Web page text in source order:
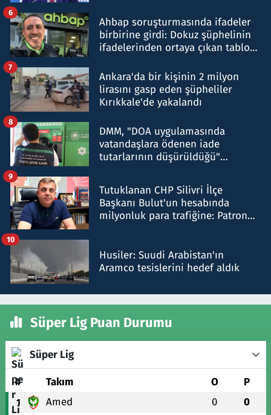
Ahbap soruşturmasında ifadeler
birbirine girdi: Dokuz şüphelinin
ifadelerinden ortaya çıkan tablo
6
Ankara'da bir kişinin 2 milyon
lirasını gasp eden şüpheliler
Kırıkkale'de yakalandı
7
DMM, "DOA uygulamasında
vatandaşlara ödenen iade
tutarlarının düşürüldüğü"
8
Tutuklanan CHP Silivri İlçe
Başkanı Bulut'un hesabında
milyonluk para trafiğine: Patron
9
Husiler: Suudi Arabistan'ın
Aramco tesislerini hedef aldık
10
Süper Lig Puan Durumu
Süper Lig
# Takım O P
1 Amed 0 0